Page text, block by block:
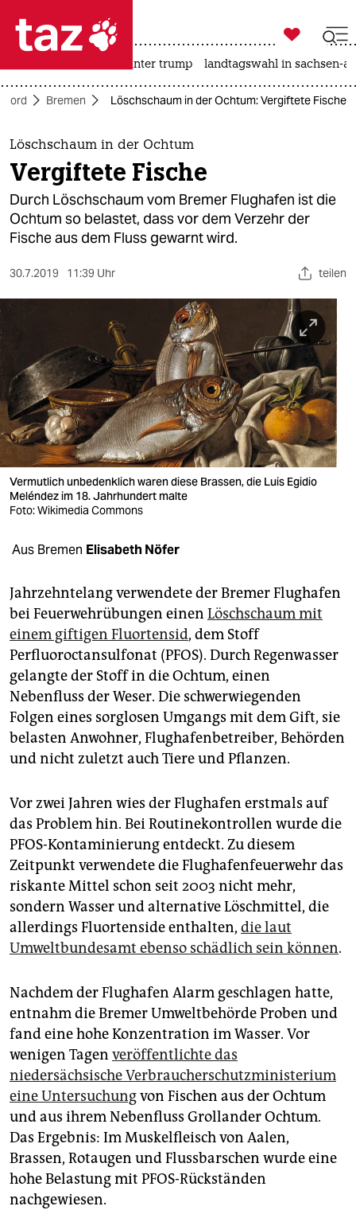
 taz zahl ich
taz zahl ich
themen
politik
öko
berlin
nord
wahrheit
verlag
verlag
shop
fragen & hilfe
unterstützen
abo
genossenschaft
epaper login

taz zahl ich
usa unter trump landtagswahl in sachsen-
Nord Bremen Löschschaum in der Ochtum: Vergiftete Fische
Löschschaum in der Ochtum
Vergiftete Fische
Durch Löschschaum vom Bremer Flughafen ist die
Ochtum so belastet, dass vor dem Verzehr der
Fische aus dem Fluss gewarnt wird.
30.7.2019 11:39 Uhr teilen
Vermutlich unbedenklich waren diese Brassen, die Luis Egidio
Meléndez im 18. Jahrhundert malte
Foto: Wikimedia Commons
Aus Bremen Elisabeth Nöfer
Jahrzehntelang verwendete der Bremer Flughafen
bei Feuerwehrübungen einen Löschschaum mit
einem giftigen Fluortensid, dem Stoff
Perfluoroctansulfonat (PFOS). Durch Regenwasser
gelangte der Stoff in die Ochtum, einen
Nebenfluss der Weser. Die schwerwiegenden
Folgen eines sorglosen Umgangs mit dem Gift, sie
belasten Anwohner, Flughafenbetreiber, Behörden
und nicht zuletzt auch Tiere und Pflanzen.
Vor zwei Jahren wies der Flughafen erstmals auf
das Problem hin. Bei Routinekontrollen wurde die
PFOS-Kontaminierung entdeckt. Zu diesem
Zeitpunkt verwendete die Flughafenfeuerwehr das
riskante Mittel schon seit 2003 nicht mehr,
sondern Wasser und alternative Löschmittel, die
allerdings Fluortenside enthalten, die laut
Umweltbundesamt ebenso schädlich sein können.
Nachdem der Flughafen Alarm geschlagen hatte,
entnahm die Bremer Umweltbehörde Proben und
fand eine hohe Konzentration im Wasser. Vor
wenigen Tagen veröffentlichte das
niedersächsische Verbraucherschutzministerium
eine Untersuchungvon Fischen aus der Ochtum
und aus ihrem Nebenfluss Grollander Ochtum.
Das Ergebnis: Im Muskelfleisch von Aalen,
Brassen, Rotaugen und Flussbarschen wurde eine
hohe Belastung mit PFOS-Rückständen
nachgewiesen.